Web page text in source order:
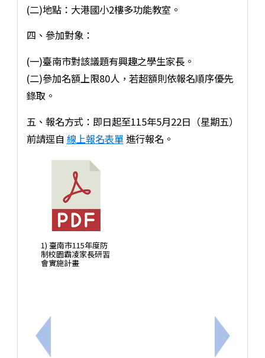
上一筆：衛生福利部「醫事服務機構辦理口腔預防
(二)地點：大港國小2樓多功能教室。
四、參加對象：
(一)臺南市對該議題有興趣之學生家長。
(二)參加名額上限80人，若超額則依報名順序優先
錄取。
五、報名方式：即日起至115年5月22日（星期五）
前請逕自 線上報名表單進行報名。
1) 臺南市115年度防
制校園霸凌家長研習
會實施計畫
下一筆：